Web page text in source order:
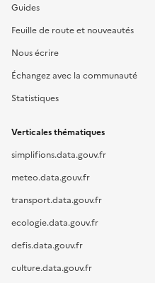
Guides
Feuille de route et nouveautés
Nous écrire
Échangez avec la communauté
Statistiques
Verticales thématiques
simplifions.data.gouv.fr
meteo.data.gouv.fr
transport.data.gouv.fr
ecologie.data.gouv.fr
defis.data.gouv.fr
culture.data.gouv.fr